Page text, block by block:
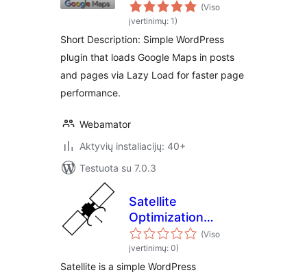
(Viso
įvertinimų: 1)
Short Description: Simple WordPress
plugin that loads Google Maps in posts
and pages via Lazy Load for faster page
performance.
Webamator
Aktyvių instaliacijų: 40+
Testuota su 7.0.3
Satellite
Optimization
Monitoring
(Viso
įvertinimų: 0)
Satellite is a simple WordPress